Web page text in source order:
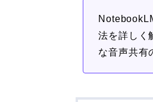
法を詳しく
な音声共有